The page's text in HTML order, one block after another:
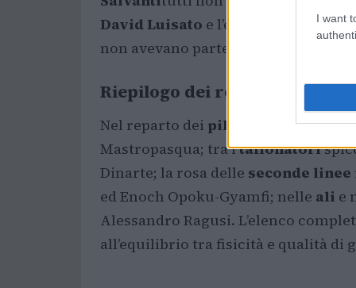
I want
David Luisato e l’estremo
non avevano partecipato al Torneo
Riepilogo dei reparti
Nel reparto dei piloni
figurano
Mastropasqua; tra itallonatori
Dinarte; la rosa delle seconde linee
ed Enoch Opoku-Gyamfi; nelle ali e
Alessandro Ragusi. L’elenco
all’equilibrio tra fisicità e qualità di